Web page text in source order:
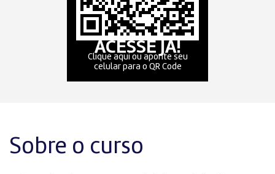
Sobre o curso
ACESSE JÁ!
Clique aqui ou aponte seu
celular para o QR Code